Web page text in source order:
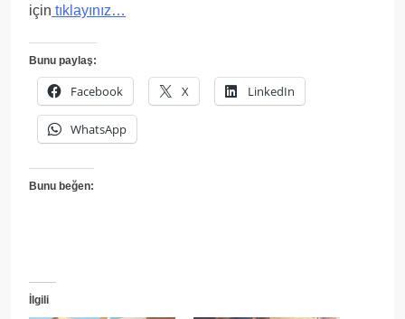
için tıklayınız…
Bunu paylaş:
Facebook X LinkedIn
WhatsApp
Bunu beğen:
İlgili